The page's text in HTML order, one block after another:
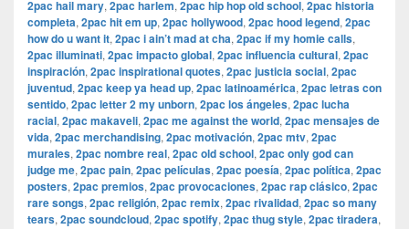
2pac hail mary, 2pac harlem, 2pac hip hop old school, 2pac historia
completa, 2pac hit em up, 2pac hollywood, 2pac hood legend, 2pac
how do u want it, 2pac i ain’t mad at cha, 2pac if my homie calls,
2pac illuminati, 2pac impacto global, 2pac influencia cultural, 2pac
inspiración, 2pac inspirational quotes, 2pac justicia social, 2pac
juventud, 2pac keep ya head up, 2pac latinoamérica, 2pac letras con
sentido, 2pac letter 2 my unborn, 2pac los ángeles, 2pac lucha
racial, 2pac makaveli, 2pac me against the world, 2pac mensajes de
vida, 2pac merchandising, 2pac motivación, 2pac mtv, 2pac
murales, 2pac nombre real, 2pac old school, 2pac only god can
judge me, 2pac pain, 2pac películas, 2pac poesía, 2pac política, 2pac
posters, 2pac premios, 2pac provocaciones, 2pac rap clásico, 2pac
rare songs, 2pac religión, 2pac remix, 2pac rivalidad, 2pac so many
tears, 2pac soundcloud, 2pac spotify, 2pac thug style, 2pac tiradera,